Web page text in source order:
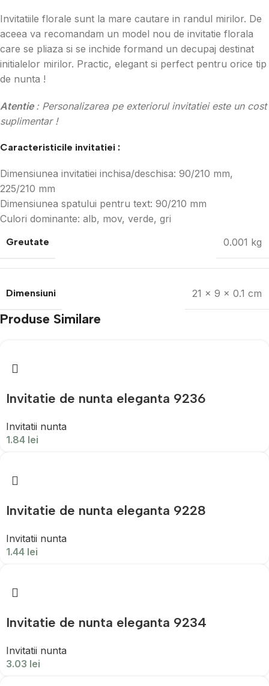
Invitatiile florale sunt la mare cautare in randul mirilor. De
aceea va recomandam un model nou de invitatie florala
care se pliaza si se inchide formand un decupaj destinat
initialelor mirilor. Practic, elegant si perfect pentru orice tip
de nunta !
Atentie : Personalizarea pe exteriorul invitatiei este un cost
suplimentar !
Caracteristicile invitatiei :
Dimensiunea invitatiei inchisa/deschisa: 90/210 mm,
225/210 mm
Dimensiunea spatului pentru text: 90/210 mm
Culori dominante: alb, mov, verde, gri
Greutate 0.001 kg
Dimensiuni 21 × 9 × 0.1 cm
Produse Similare
Invitatie de nunta eleganta 9236
Invitatii nunta
1.84 lei
Invitatie de nunta eleganta 9228
Invitatii nunta
1.44 lei
Invitatie de nunta eleganta 9234
Invitatii nunta
3.03 lei